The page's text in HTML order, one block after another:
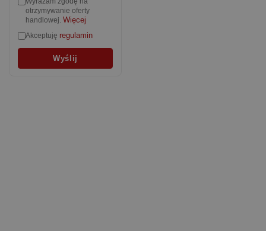
otrzymywanie oferty
handlowej. Więcej
Akceptuję regulamin